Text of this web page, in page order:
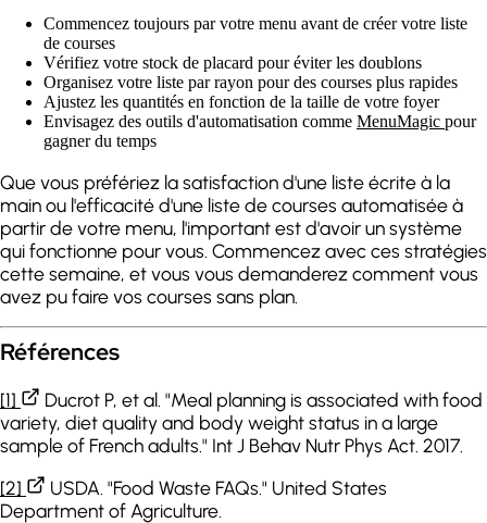
Commencez toujours par votre menu avant de créer votre liste
de courses
Vérifiez votre stock de placard pour éviter les doublons
Organisez votre liste par rayon pour des courses plus rapides
Ajustez les quantités en fonction de la taille de votre foyer
Envisagez des outils d'automatisation comme MenuMagic pour
gagner du temps
Que vous préfériez la satisfaction d'une liste écrite à la
main ou l'efficacité d'une liste de courses automatisée à
partir de votre menu, l'important est d'avoir un système
qui fonctionne pour vous. Commencez avec ces stratégies
cette semaine, et vous vous demanderez comment vous
avez pu faire vos courses sans plan.
Références
[1]
Ducrot P, et al. "Meal planning is associated with food
variety, diet quality and body weight status in a large
sample of French adults." Int J Behav Nutr Phys Act. 2017.
[2]
USDA. "Food Waste FAQs." United States
Department of Agriculture.